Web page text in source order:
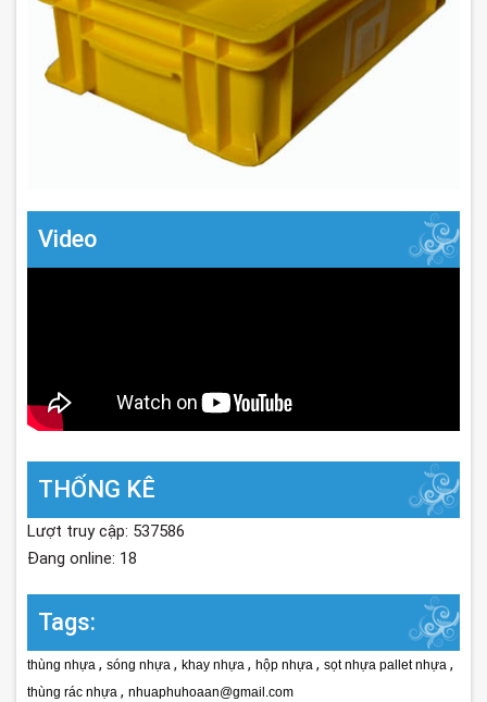
Video
THỐNG KÊ
Lượt truy cập: 537586
Đang online: 18
Tags:
thùng nhựa , sóng nhựa , khay nhựa , hộp nhựa , sọt nhựa pallet nhựa ,
thùng rác nhựa , nhuaphuhoaan@gmail.com